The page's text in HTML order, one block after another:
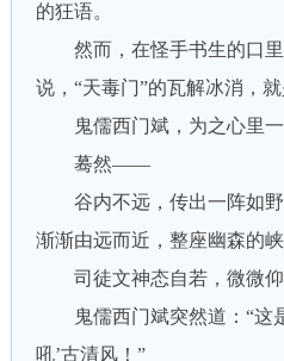
的狂语。
然而，在怪手书生的口里
说，“天毒门”的瓦解冰消，就
鬼儒西门斌，为之心里一
蓦然——
谷内不远，传出一阵如野
渐渐由远而近，整座幽森的
司徒文神态自若，微微仰
鬼儒西门斌突然道：“这
吼’古清风！”